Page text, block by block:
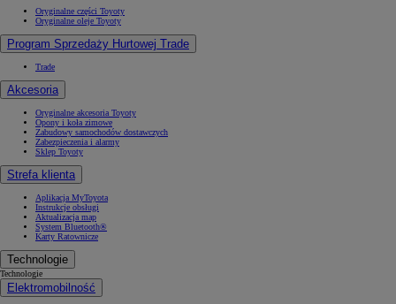
Oryginalne części Toyoty
Oryginalne oleje Toyoty
Program Sprzedaży Hurtowej Trade
Trade
Akcesoria
Oryginalne akcesoria Toyoty
Opony i koła zimowe
Zabudowy samochodów dostawczych
Zabezpieczenia i alarmy
Sklep Toyoty
Strefa klienta
Aplikacja MyToyota
Instrukcje obsługi
Aktualizacja map
System Bluetooth®
Karty Ratownicze
Technologie
Technologie
Elektromobilność